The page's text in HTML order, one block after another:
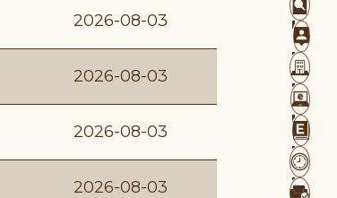
2026-08-03
2026-08-03
2026-08-03
2026-08-03